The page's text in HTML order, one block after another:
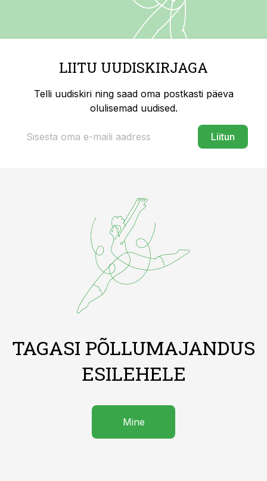
LIITU UUDISKIRJAGA
Telli uudiskiri ning saad oma postkasti päeva
olulisemad uudised.
Liitun
TAGASI PÕLLUMAJANDUS
ESILEHELE
Mine